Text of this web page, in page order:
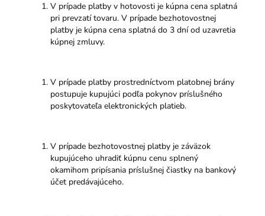
V prípade platby v hotovosti je kúpna cena splatná
pri prevzatí tovaru. V prípade bezhotovostnej
platby je kúpna cena splatná do 3 dní od uzavretia
kúpnej zmluvy.
V prípade platby prostredníctvom platobnej brány
postupuje kupujúci podľa pokynov príslušného
poskytovateľa elektronických platieb.
V prípade bezhotovostnej platby je záväzok
kupujúceho uhradiť kúpnu cenu splnený
okamihom pripísania príslušnej čiastky na bankový
účet predávajúceho.